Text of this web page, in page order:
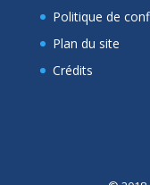
Politique de
Plan du site
Crédits